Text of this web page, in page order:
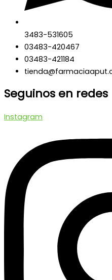
3483-531605
03483-420467
03483-421184
Seguinos en redes
Instagram